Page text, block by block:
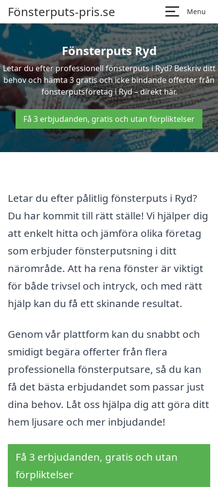
Fönsterputs-pris.se Menu
Fönsterputs Ryd
Letar du efter professionell fönsterputs i Ryd? Beskriv ditt
behov och hämta 3 gratis och icke bindande offerter från
fönsterputsföretag i Ryd – direkt här.
Få 3 erbjudanden, gratis och utan förpliktelser
Letar du efter pålitlig fönsterputs i Ryd?
Du har kommit till rätt ställe! Vi hjälper dig
att enkelt hitta och jämföra olika företag
som erbjuder fönsterputsning i ditt
närområde. Att ha rena fönster är viktigt
för både trivsel och intryck, och med rätt
hjälp kan du få ett skinande resultat.
Genom vår plattform kan du snabbt och
smidigt begära offerter från flera
professionella fönsterputsare, så du kan
få det bästa erbjudandet som passar just
dina behov. Låt oss hjälpa dig att göra ditt
hem ljusare och mer inbjudande!
Få 3 erbjudanden, gratis och utan
förpliktelser